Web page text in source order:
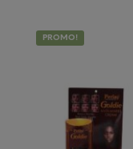
PROMO!